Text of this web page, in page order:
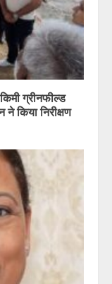
ग्रीनफील्ड
ने किया निरीक्षण